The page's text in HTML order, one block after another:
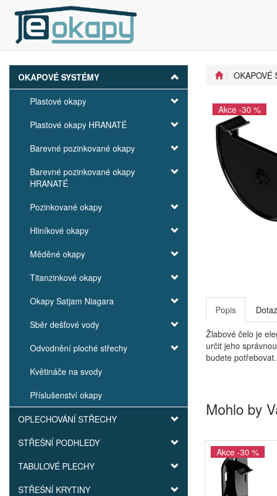
OKAPOVÉ SYSTÉMY
Plastové okapy
Plastové okapy HRANATÉ
Barevné pozinkované okapy
Barevné pozinkované okapy
HRANATÉ
Pozinkované okapy
Hliníkové okapy
Měděné okapy
Titanzinkové okapy
Okapy Satjam Niagara
Sběr dešťové vody
Odvodnění ploché střechy
Květináče na svody
Příslušenství okapy
OPLECHOVÁNÍ STŘECHY
STŘEŠNÍ PODHLEDY
TABULOVÉ PLECHY
STŘEŠNÍ KRYTINY
OKAPOVÉ
Akce -30 %
Popis Dotaz
Žlabové čelo je
určit jeho
budete potřebovat.
Mohlo by
Akce -30 %